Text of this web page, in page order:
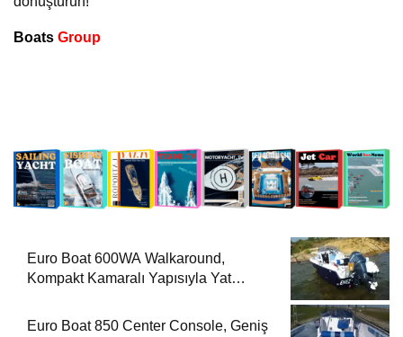
Boats Group
Euro Boat 600WA Walkaround,
Kompakt Kamaralı Yapısıyla Yat
Euro Boat 850 Center Console, Geniş